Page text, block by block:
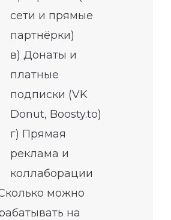
сети и прямые
партнёрки)
в) Донаты и
платные
подписки (VK
Donut, Boosty.to)
г) Прямая
реклама и
коллаборации
можно
на